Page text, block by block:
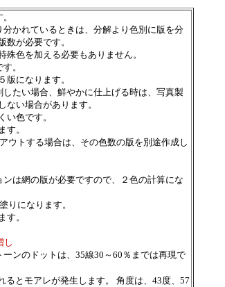
かれているときは、分解より色別に版を分
数が必要です。
色を加える必要もありません。
。
版になります。
たい場合、鮮やかに仕上げる時は、写真製
ない場合があります。
い色です。
す。
ウトする場合は、その色数の版を別途作成し
は網の版が必要ですので、２色の計算にな
りになります。
す。
し
ンのドットは、35線30～60％までは再現で
とモアレが発生します。 角度は、43度、57